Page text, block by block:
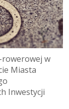
rowerowej w
Miasta
Inwestycji